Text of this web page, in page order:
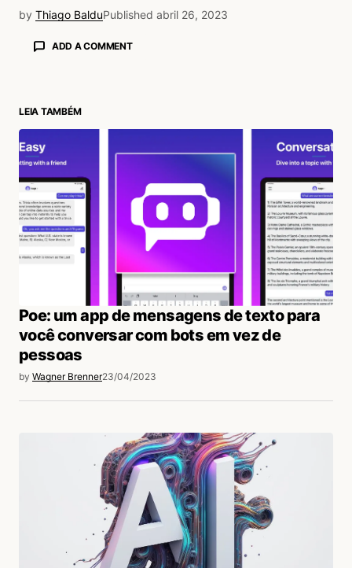
by Thiago BalduPublished abril 26, 2023
ADD A COMMENT
LEIA TAMBÉM
Poe: um app de mensagens de texto para
você conversar com bots em vez de
pessoas
by Wagner Brenner23/04/2023